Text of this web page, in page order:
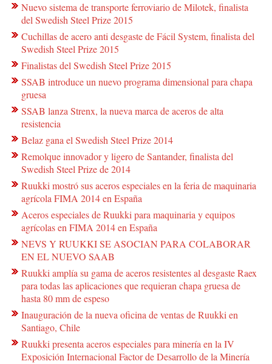
Nuevo sistema de transporte ferroviario de Milotek, finalista
del Swedish Steel Prize 2015
Cuchillas de acero anti desgaste de Fácil System, finalista del
Swedish Steel Prize 2015
Finalistas del Swedish Steel Prize 2015
SSAB introduce un nuevo programa dimensional para chapa
gruesa
SSAB lanza Strenx, la nueva marca de aceros de alta
resistencia
Belaz gana el Swedish Steel Prize 2014
Remolque innovador y ligero de Santander, finalista del
Swedish Steel Prize de 2014
Ruukki mostró sus aceros especiales en la feria de maquinaria
agrícola FIMA 2014 en España
Aceros especiales de Ruukki para maquinaria y equipos
agrícolas en FIMA 2014 en España
NEVS Y RUUKKI SE ASOCIAN PARA COLABORAR
EN EL NUEVO SAAB
Ruukki amplía su gama de aceros resistentes al desgaste Raex
para todas las aplicaciones que requieran chapa gruesa de
hasta 80 mm de espeso
Inauguración de la nueva oficina de ventas de Ruukki en
Santiago, Chile
Ruukki presenta aceros especiales para minería en la IV
Exposición Internacional Factor de Desarrollo de la Minería